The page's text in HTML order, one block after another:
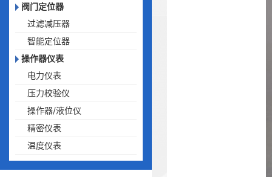
阀门定位器
过滤减压器
智能定位器
操作器仪表
电力仪表
压力校验仪
操作器/液位仪
精密仪表
温度仪表